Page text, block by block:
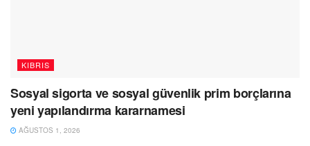
KIBRIS
Sosyal sigorta ve sosyal güvenlik prim borçlarına
yeni yapılandırma kararnamesi
AĞUSTOS 1, 2026